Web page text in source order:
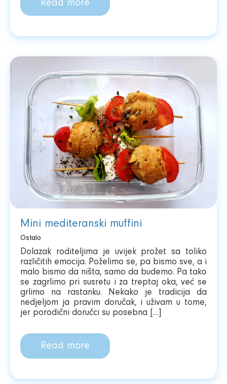
Read more
Mini mediteranski muffini
Ostalo
Dolazak roditeljima je uvijek prožet sa toliko
različitih emocija. Poželimo se, pa bismo sve, a i
malo bismo da ništa, samo da budemo. Pa tako
se zagrlimo pri susretu i za treptaj oka, već se
grlimo na rastanku. Nekako je tradicija da
nedjeljom ja pravim doručak, i uživam u tome,
jer porodični doručci su posebna […]
Read more